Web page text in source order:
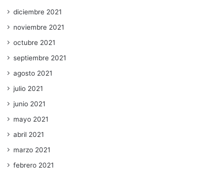
diciembre 2021
noviembre 2021
octubre 2021
septiembre 2021
agosto 2021
julio 2021
junio 2021
mayo 2021
abril 2021
marzo 2021
febrero 2021